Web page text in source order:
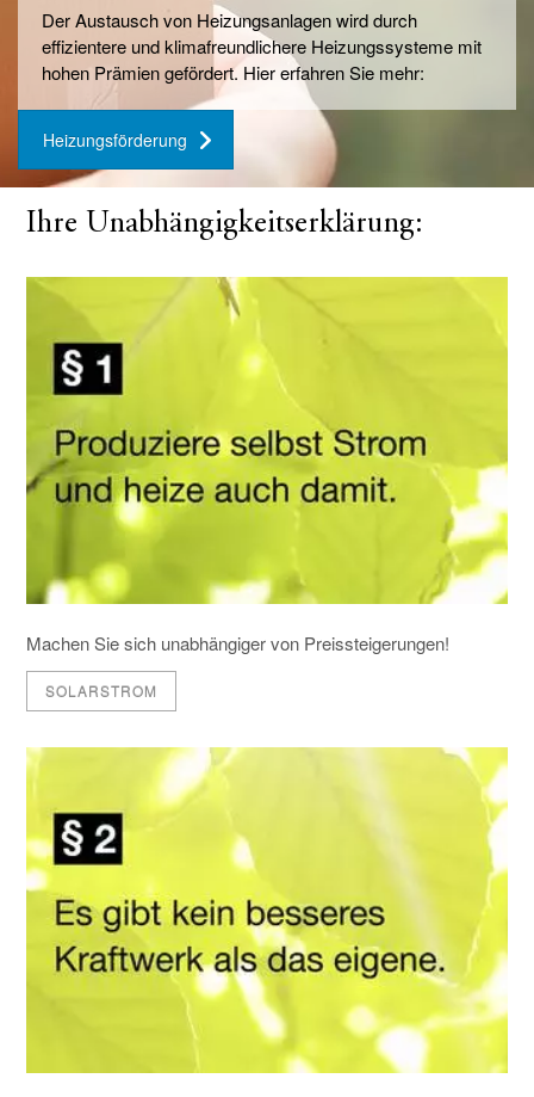
Der Austausch von Heizungsanlagen wird durch
effizientere und klimafreundlichere Heizungssysteme mit
hohen Prämien gefördert. Hier erfahren Sie mehr:
Heizungsförderung
Ihre Unabhängigkeitserklärung:
Machen Sie sich unabhängiger von Preissteigerungen!
SOLARSTROM